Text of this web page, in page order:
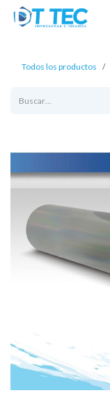
Ir al contenido
Todos los productos